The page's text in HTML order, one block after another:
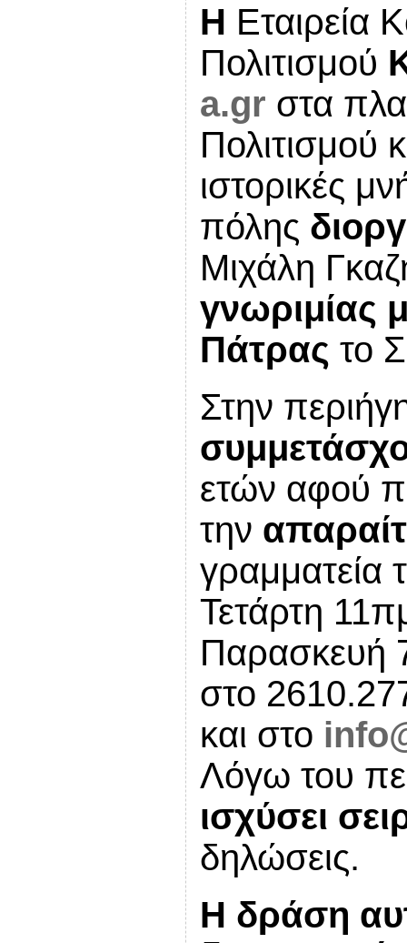
Η Εταιρεία
Πολιτισμού
a.gr στα
Πολιτισμού
ιστορικές
πόλης
Μιχάλη
γνωριμίας
Πάτρας το
Στην
ετών αφού
την
γραμματεία
Τετάρτη
Παρασκευή
στο
και στο
Λόγω του
ισχύσει
δηλώσεις.
Η δράση